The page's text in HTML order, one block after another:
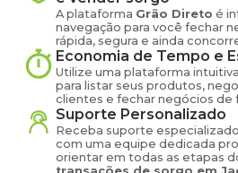
A plataforma Grão Direto é
navegação para você fechar
rápida, segura e ainda
Economia de Tempo e
Utilize uma plataforma
para listar seus produtos,
clientes e fechar negócios de
Suporte Personalizado
Receba suporte
com uma equipe dedicada
orientar em todas as etapas